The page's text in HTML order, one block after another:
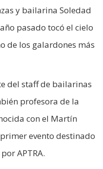
y bailarina Soledad
pasado tocó el cielo
de los galardones más
del staff de bailarinas
profesora de la
con el Martín
evento destinado
APTRA.